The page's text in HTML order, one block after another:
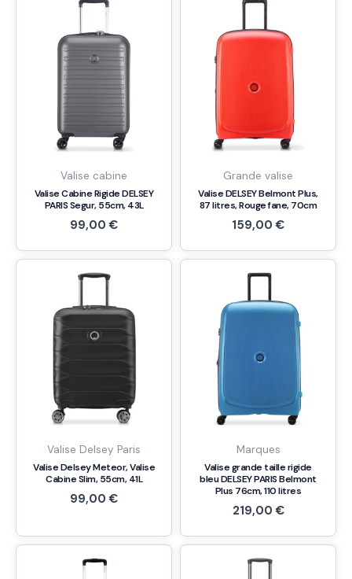
Valise cabine
Valise Cabine Rigide DELSEY
PARIS Segur, 55cm, 43L
99,00€
Grande valise
Valise DELSEY Belmont Plus,
87 litres, Rouge fane, 70cm
159,00€
Valise Delsey Paris
Valise Delsey Meteor, Valise
Cabine Slim, 55cm, 41L
99,00€
Marques
Valise grande taille rigide
bleu DELSEY PARIS Belmont
Plus 76cm, 110 litres
219,00€